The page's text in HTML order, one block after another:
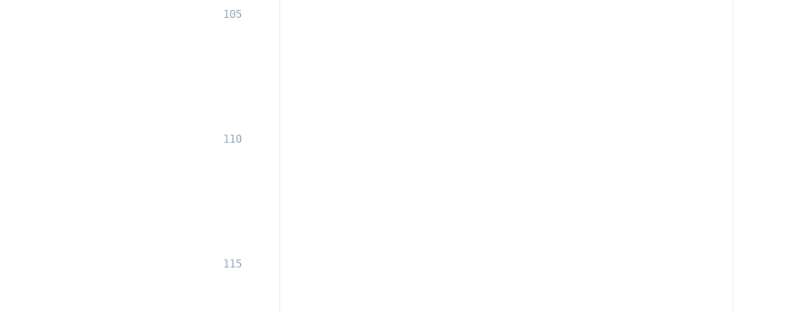
105
110
115